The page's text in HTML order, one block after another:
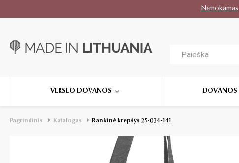
Nemokamas
VERSLO DOVANOS DOVANOS
Pagrindinis Katalogas Rankinė krepšys 25-034-141